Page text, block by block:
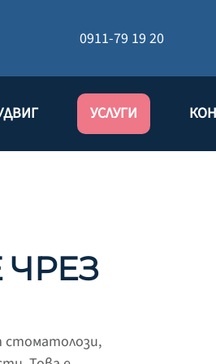
0911-79 19 20
УСЛУГИ
стоматолози,